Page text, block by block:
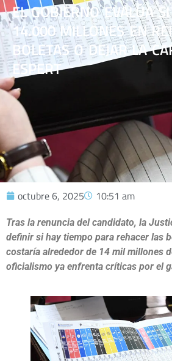
EL GOBIERNO EVALÚA
14.000 MILLONES EN
BOLETAS O DEJAR LA
ESPERT
octubre 6, 2025 10:51 am
Tras la renuncia del candidato, la
definir si hay tiempo para rehacer las
costaría alrededor de 14 mil millones
oficialismo ya enfrenta críticas por el